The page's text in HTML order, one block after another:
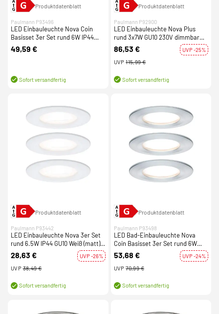
Produktdatenblatt
Paulmann P93496
LED Einbauleuchte Nova Coin
Basisset 3er Set rund 6W IP44
Weiß (matt) dimmbar 3-step-dim
2700K 230V
49,59 €
Sofort versandfertig
Produktdatenblatt
Paulmann P92900
LED Einbauleuchte Nova Plus
rund 3x7W GU10 230V dimmbar
schwenkbar Eisen gebürstet
86,53 €
UVP -25%
UVP 115,99 €
Sofort versandfertig
Produktdatenblatt
Paulmann P93442
LED Einbauleuchte Nova 3er Set
rund 6.5W IP44 GU10 Weiß (matt)
2700K 230V
28,63 €
UVP -26%
UVP 38,49 €
Sofort versandfertig
Produktdatenblatt
Paulmann P93498
LED Bad-Einbauleuchte Nova
Coin Basisset 3er Set rund 6W
IP44 Alu gedreht dimmbar 3-step-
dim 2700K 230V
53,68 €
UVP -24%
UVP 70,99 €
Sofort versandfertig